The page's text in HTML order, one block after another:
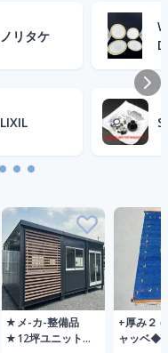
ノリタケ
D
LIXIL
★メ-カ-整備品
★12坪ユニット
+厚み２
ャッベ◆